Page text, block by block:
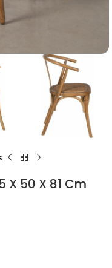
50 X 81 Cm